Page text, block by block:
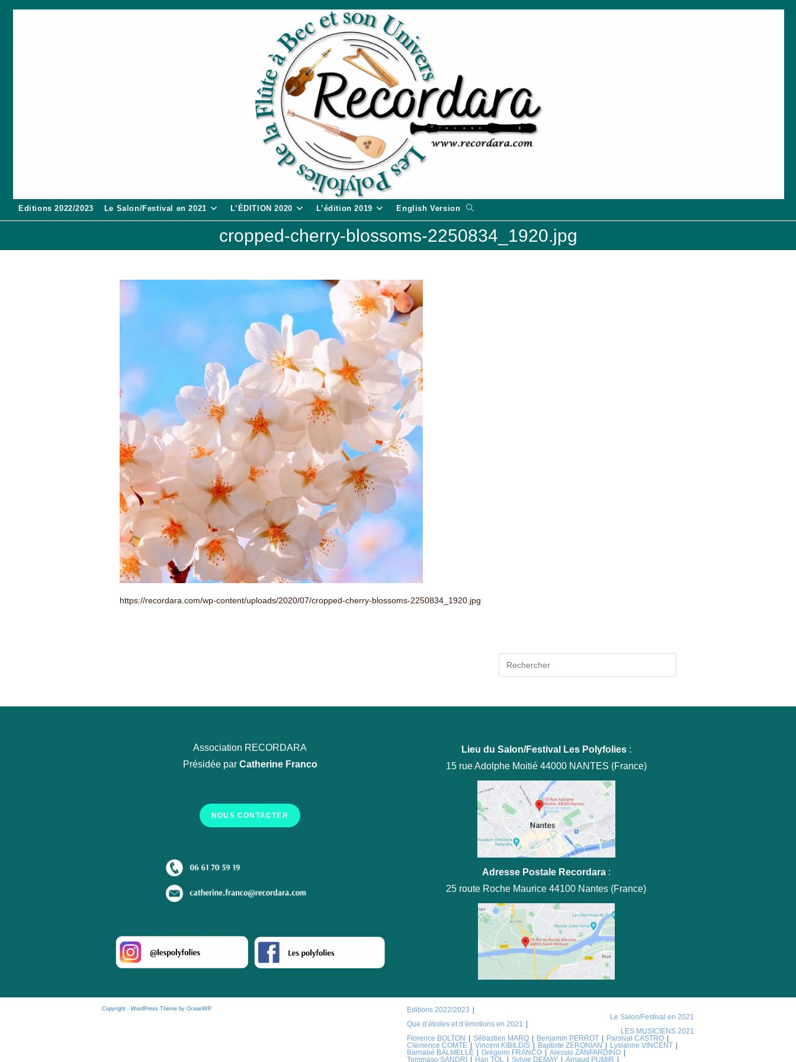
Editions 2022/2023 Le Salon/Festival en 2021 L’ÉDITION 2020 L’édition 2019 English Version
Toggle
search
cropped-cherry-blossoms-2250834_1920.jpg
https://recordara.com/wp-content/uploads/2020/07/cropped-cherry-blossoms-2250834_1920.jpg
Press
search
Association RECORDARA
Présidée par Catherine Franco
NOUS CONTACTER
Lieu du Salon/Festival Les Polyfolies:
15 rue Adolphe Moitié 44000 NANTES (France)
Adresse Postale Recordara:
25 route Roche Maurice 44100 Nantes (France)
Editions 2022/2023
Le Salon/Festival en 2021
Que d’étoiles et d’émotions en 2021
LES MUSICIENS 2021
Florence BOLTON
Sébastien MARQ Benjamin PERROT
Parsival CASTRO
Clémence COMTE
Vincent KIBILDIS Baptiste ZERONIAN
Lysianne VINCENT
Barnabé BALMELLE
Grégoire FRANCO
Alessio ZANFARDINO
Tommaso SANDRI
Han TOL Sylvie DEMAY Arnaud PUMIR
Copyright - WordPress Theme by OceanWP